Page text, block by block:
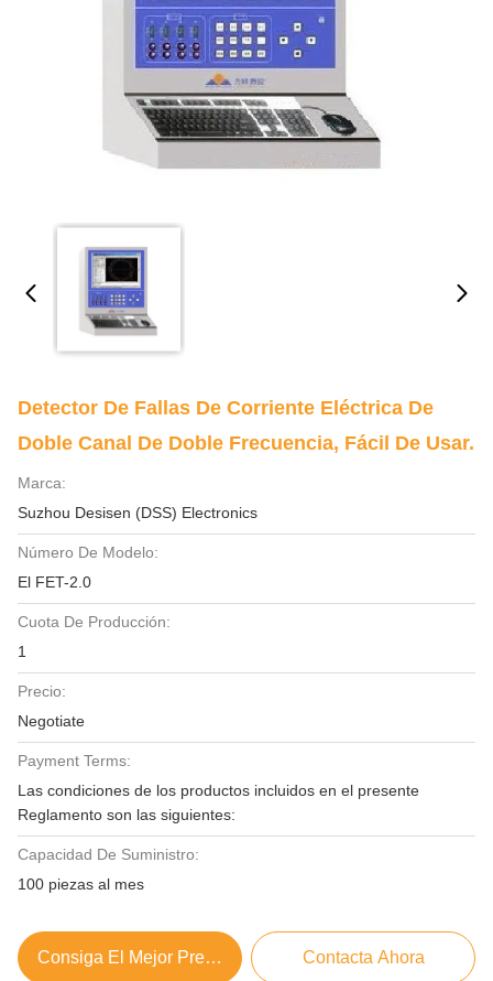
Detector De Fallas De Corriente Eléctrica De
Doble Canal De Doble Frecuencia, Fácil De Usar.
Marca:
Suzhou Desisen (DSS) Electronics
Número De Modelo:
El FET-2.0
Cuota De Producción:
1
Precio:
Negotiate
Payment Terms:
Las condiciones de los productos incluidos en el presente
Reglamento son las siguientes:
Capacidad De Suministro:
100 piezas al mes
Consiga El Mejor Precio Contacta Ahora